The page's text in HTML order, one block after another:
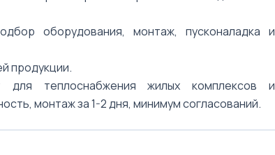
оборудования, монтаж, пусконаладка и
продукции.
для теплоснабжения жилых комплексов и
монтаж за 1-2 дня, минимум согласований.